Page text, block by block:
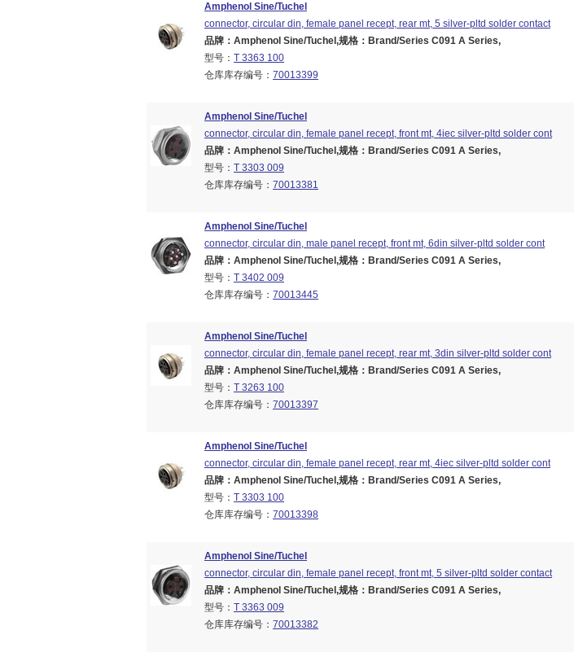
Amphenol Sine/Tuchel
connector, circular din, female panel recept, rear mt, 5 silver-pltd solder contact
品牌：Amphenol Sine/Tuchel,规格：Brand/Series C091 A Series,
型号： T 3363 100
仓库库存编号： 70013399
Amphenol Sine/Tuchel
connector, circular din, female panel recept, front mt, 4iec silver-pltd solder cont
品牌：Amphenol Sine/Tuchel,规格：Brand/Series C091 A Series,
型号： T 3303 009
仓库库存编号： 70013381
Amphenol Sine/Tuchel
connector, circular din, male panel recept, front mt, 6din silver-pltd solder cont
品牌：Amphenol Sine/Tuchel,规格：Brand/Series C091 A Series,
型号： T 3402 009
仓库库存编号： 70013445
Amphenol Sine/Tuchel
connector, circular din, female panel recept, rear mt, 3din silver-pltd solder cont
品牌：Amphenol Sine/Tuchel,规格：Brand/Series C091 A Series,
型号： T 3263 100
仓库库存编号： 70013397
Amphenol Sine/Tuchel
connector, circular din, female panel recept, rear mt, 4iec silver-pltd solder cont
品牌：Amphenol Sine/Tuchel,规格：Brand/Series C091 A Series,
型号： T 3303 100
仓库库存编号： 70013398
Amphenol Sine/Tuchel
connector, circular din, female panel recept, front mt, 5 silver-pltd solder contact
品牌：Amphenol Sine/Tuchel,规格：Brand/Series C091 A Series,
型号： T 3363 009
仓库库存编号： 70013382